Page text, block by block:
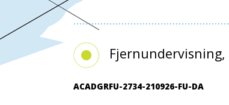
Fjernundervisning,
ACADGRFU-2734-210926-FU-DA